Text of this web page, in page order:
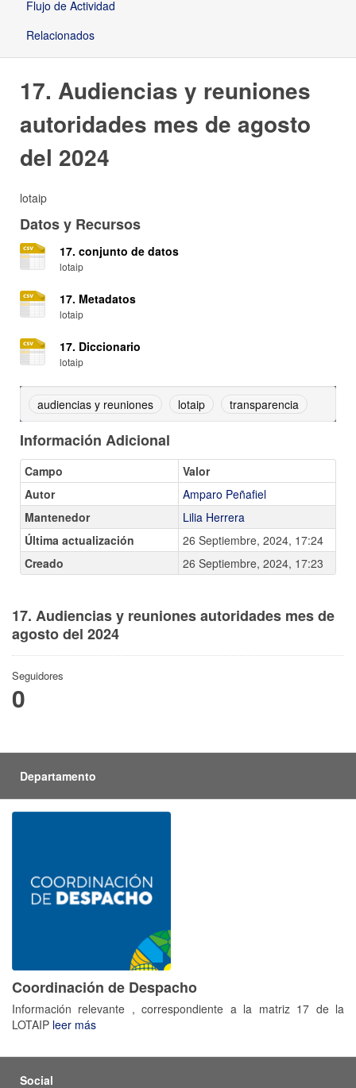
Flujo de Actividad
Relacionados
17. Audiencias y reuniones
autoridades mes de agosto
del 2024
lotaip
Datos y Recursos
17. conjunto de datos
lotaip
17. Metadatos
lotaip
17. Diccionario
lotaip
audiencias y reuniones lotaip transparencia
Información Adicional
Campo
Valor
Autor
Amparo Peñafiel
Mantenedor
Lilia Herrera
Última actualización
26 Septiembre, 2024, 17:24
Creado
26 Septiembre, 2024, 17:23
17. Audiencias y reuniones autoridades mes de
agosto del 2024
Seguidores
0
Departamento
Coordinación de Despacho
Información relevante , correspondiente a la matriz 17 de la
LOTAIP leer más
Social